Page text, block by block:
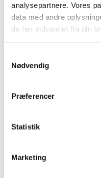
analysepartnere. Vores
data med andre
de har indsamlet fra din
Nødvendig
Præferencer
Statistik
Marketing
Salme
Apostolsk
Postludium